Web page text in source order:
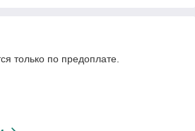
только по предоплате.